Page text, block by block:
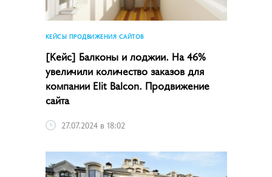
КЕЙСЫ ПРОДВИЖЕНИЯ САЙТОВ
[Кейс] Балконы и лоджии. На 46%
увеличили количество заказов для
компании Elit Balcon. Продвижение
сайта
27.07.2024 в 18:02